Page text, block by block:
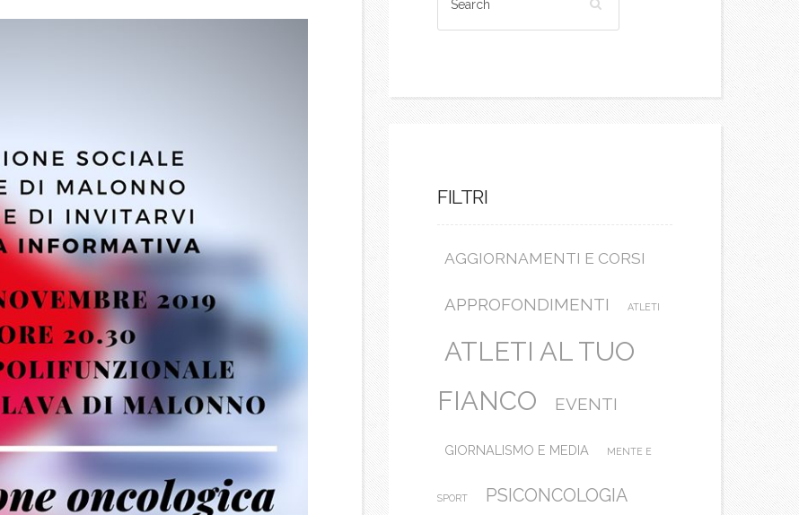
FILTRI
AGGIORNAMENTI E CORSI
APPROFONDIMENTI ATLETI
ATLETI AL TUO
FIANCO
EVENTI
GIORNALISMO E MEDIA MENTE E
SPORT PSICONCOLOGIA